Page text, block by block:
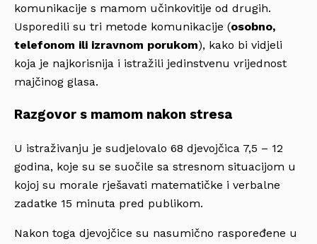
komunikacije s mamom učinkovitije od drugih.
Usporedili su tri metode komunikacije (osobno,
telefonom ili izravnom porukom), kako bi vidjeli
koja je najkorisnija i istražili jedinstvenu vrijednost
majčinog glasa.
Razgovor s mamom nakon stresa
U istraživanju je sudjelovalo 68 djevojčica 7,5 – 12
godina, koje su se suočile sa stresnom situacijom u
kojoj su morale rješavati matematičke i verbalne
zadatke 15 minuta pred publikom.
Nakon toga djevojčice su nasumično raspoređene u